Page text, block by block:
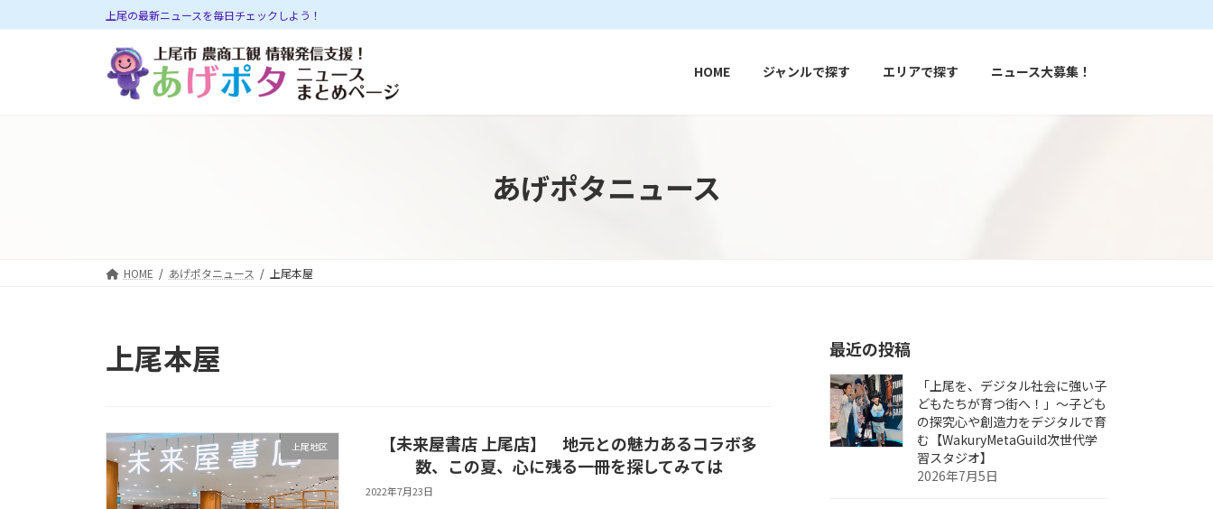
ン
ビ
上尾の最新ニュースを毎日チェックしよう！
HOME ジャンルで探す エリアで探す ニュース大募集！
あげポタニュース
HOME あげポタニュース 上尾本屋
上尾本屋
上尾地区
【未来屋書店 上尾店】 地元との魅力あるコラボ多
数、この夏、心に残る一冊を探してみては
2022年7月23日
最近の投稿
「上尾を、デジタル社会に強い子
どもたちが育つ街へ！」〜子ども
の探究心や創造力をデジタルで育
む【WakuryMetaGuild次世代学
習スタジオ】
2026年7月5日